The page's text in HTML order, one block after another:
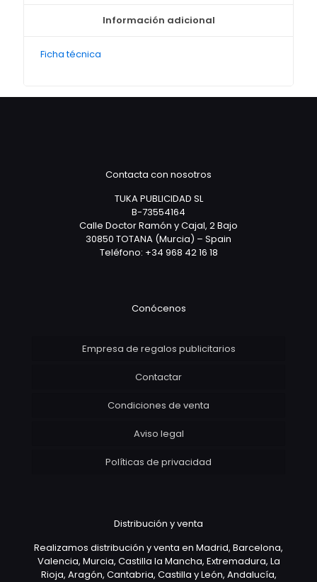
Información adicional
Ficha técnica
Contacta con nosotros
TUKA PUBLICIDAD SL
B-73554164
Calle Doctor Ramón y Cajal, 2 Bajo
30850 TOTANA (Murcia) – Spain
Teléfono: +34 968 42 16 18
Conócenos
Empresa de regalos publicitarios
Contactar
Condiciones de venta
Aviso legal
Políticas de privacidad
Distribución y venta
Realizamos distribución y venta en Madrid, Barcelona,
Valencia, Murcia, Castilla la Mancha, Extremadura, La
Rioja, Aragón, Cantabria, Castilla y León, Andalucía,